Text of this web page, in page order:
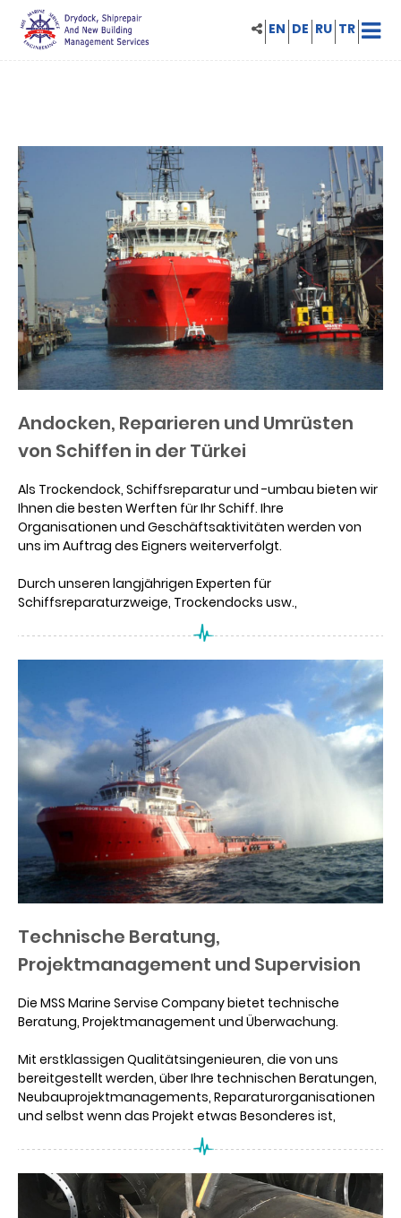
EN DE RU TR
Andocken, Reparieren und Umrüsten
von Schiffen in der Türkei
Als Trockendock, Schiffsreparatur und -umbau bieten wir
Ihnen die besten Werften für Ihr Schiff. Ihre
Organisationen und Geschäftsaktivitäten werden von
uns im Auftrag des Eigners weiterverfolgt.
Durch unseren langjährigen Experten für
Schiffsreparaturzweige, Trockendocks usw.,
Preisangaben und unsere technischen Schulungen kann
bei den berechneten Gesamtberechnungen kein Fehler
zugelassen werden.
Aufgrund der Tatsache, dass wir seit vielen Jahren in
jedem Zweig der Jobs persönlich arbeiten, haben wir
einen erheblichen Rabatt auf diese Weise. Wir können die
angemessensten Preise, Geschäftsbedingungen sowie
eine hohe Arbeitsqualität für das Andocken und die
Reparatur von Schiffen anbieten und Umwandlung.
Technische Beratung,
Projektmanagement und Supervision
Die MSS Marine Servise Company bietet technische
Beratung, Projektmanagement und Überwachung.
Mit erstklassigen Qualitätsingenieuren, die von uns
bereitgestellt werden, über Ihre technischen Beratungen,
Neubauprojektmanagements, Reparaturorganisationen
und selbst wenn das Projekt etwas Besonderes ist,
benötigen wir technische Dienstleistungen, aber nur
während der Reparaturorganisation oder des
Projektbetriebs diese Programme ordnungsgemäß
überwachen.